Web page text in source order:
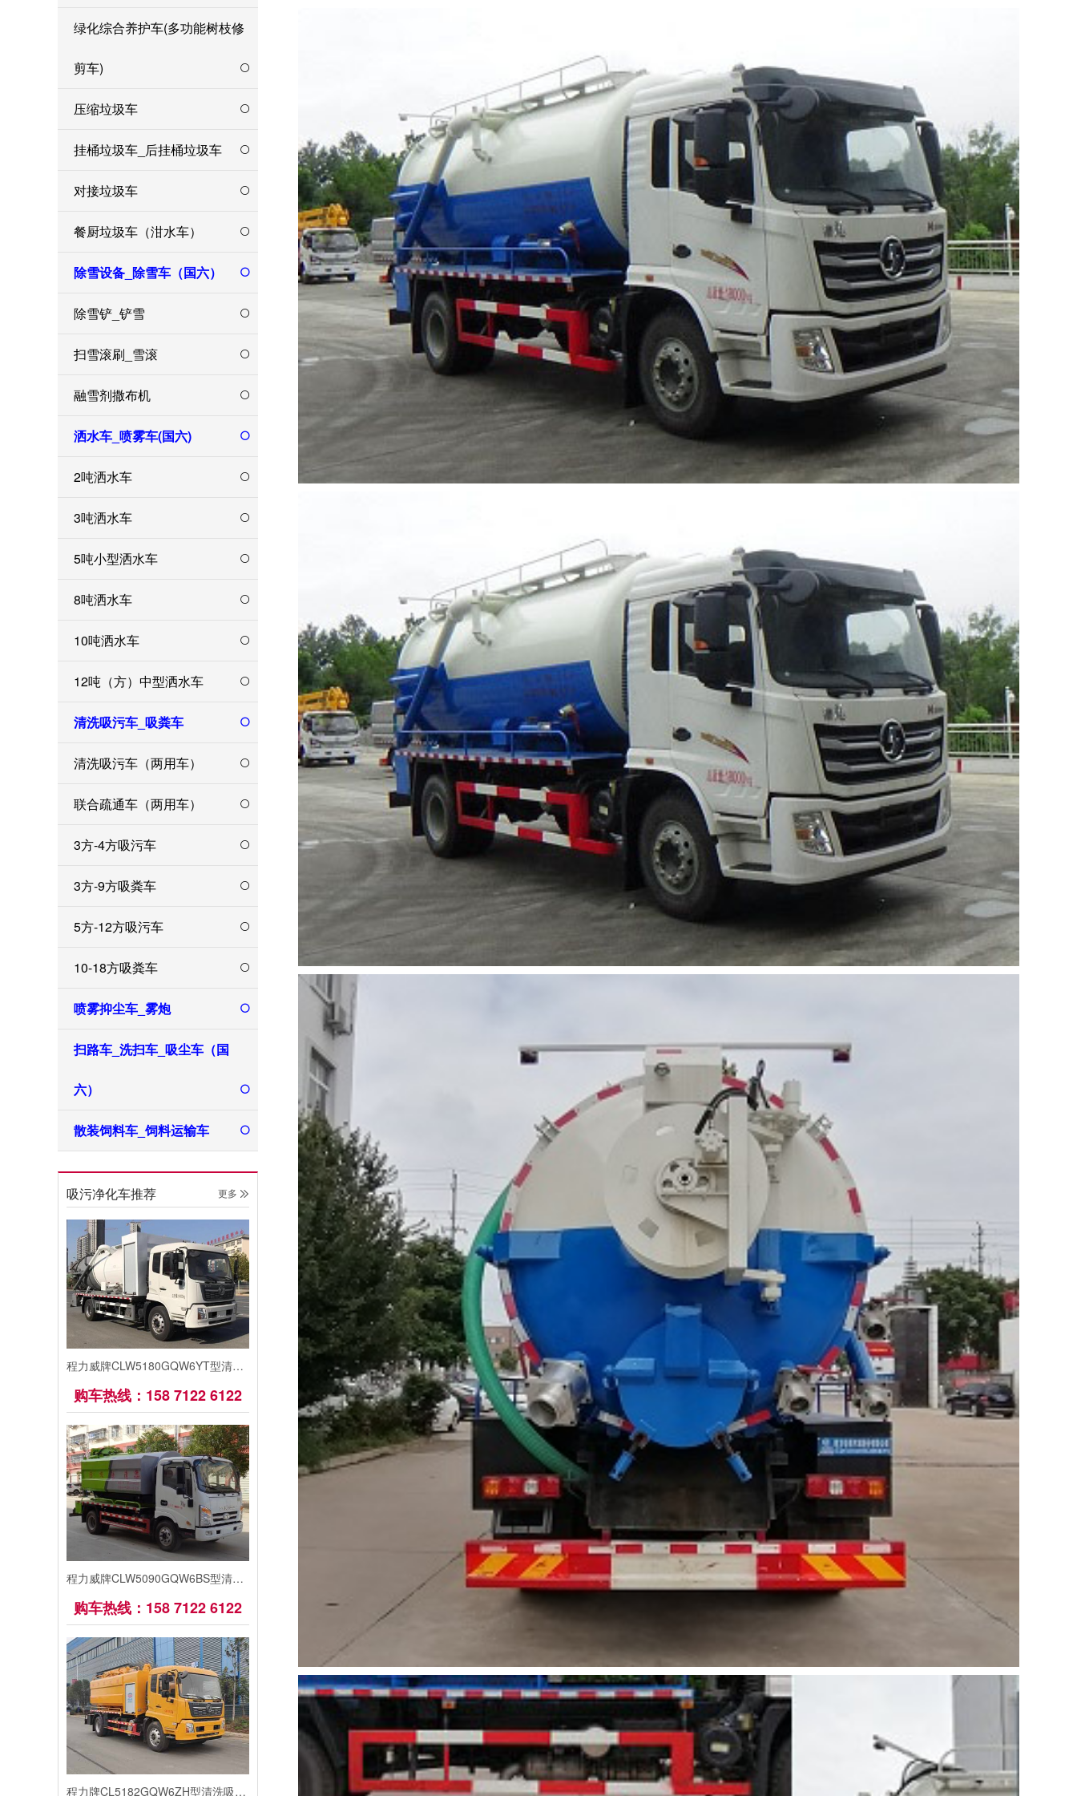
绿化综合养护车(多功能树枝修
剪车)
压缩垃圾车
挂桶垃圾车_后挂桶垃圾车
对接垃圾车
餐厨垃圾车（泔水车）
除雪设备_除雪车（国六）
除雪铲_铲雪
扫雪滚刷_雪滚
融雪剂撒布机
洒水车_喷雾车(国六)
2吨洒水车
3吨洒水车
5吨小型洒水车
8吨洒水车
10吨洒水车
12吨（方）中型洒水车
清洗吸污车_吸粪车
清洗吸污车（两用车）
联合疏通车（两用车）
3方-4方吸污车
3方-9方吸粪车
5方-12方吸污车
10-18方吸粪车
喷雾抑尘车_雾炮
扫路车_洗扫车_吸尘车（国
六）
散装饲料车_饲料运输车
吸污净化车推荐 更多 
程力威牌CLW5180GQW6YT型清洗吸污车
购车热线：158 7122 6122
程力威牌CLW5090GQW6BS型清洗吸污车
购车热线：158 7122 6122
程力牌CL5182GQW6ZH型清洗吸污车